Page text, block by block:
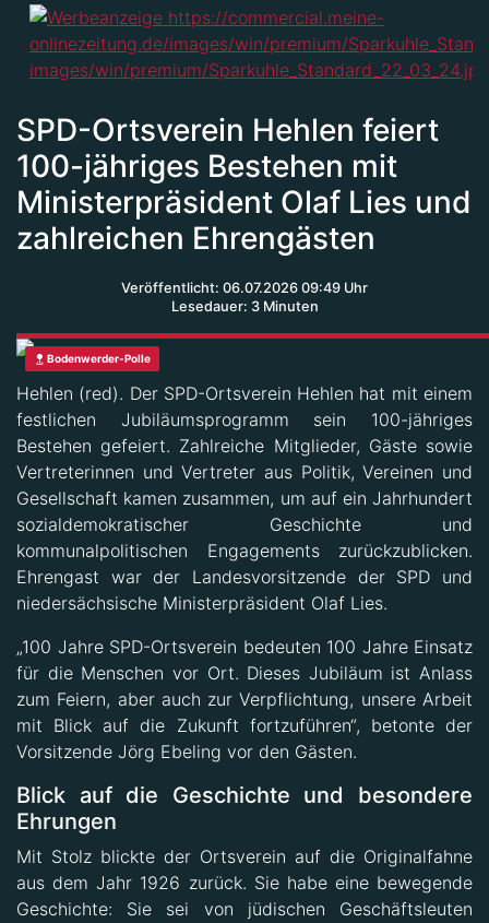
SPD-Ortsverein Hehlen feiert
100-jähriges Bestehen mit
Ministerpräsident Olaf Lies und
zahlreichen Ehrengästen
Veröffentlicht: 06.07.2026 09:49 Uhr
Lesedauer: 3 Minuten
Bodenwerder-Polle
Hehlen (red). Der SPD-Ortsverein Hehlen hat mit einem
festlichen Jubiläumsprogramm sein 100-jähriges
Bestehen gefeiert. Zahlreiche Mitglieder, Gäste sowie
Vertreterinnen und Vertreter aus Politik, Vereinen und
Gesellschaft kamen zusammen, um auf ein Jahrhundert
sozialdemokratischer Geschichte und
kommunalpolitischen Engagements zurückzublicken.
Ehrengast war der Landesvorsitzende der SPD und
niedersächsische Ministerpräsident Olaf Lies.
„100 Jahre SPD-Ortsverein bedeuten 100 Jahre Einsatz
für die Menschen vor Ort. Dieses Jubiläum ist Anlass
zum Feiern, aber auch zur Verpflichtung, unsere Arbeit
mit Blick auf die Zukunft fortzuführen“, betonte der
Vorsitzende Jörg Ebeling vor den Gästen.
Blick auf die Geschichte und besondere
Ehrungen
Mit Stolz blickte der Ortsverein auf die Originalfahne
aus dem Jahr 1926 zurück. Sie habe eine bewegende
Geschichte: Sie sei von jüdischen Geschäftsleuten